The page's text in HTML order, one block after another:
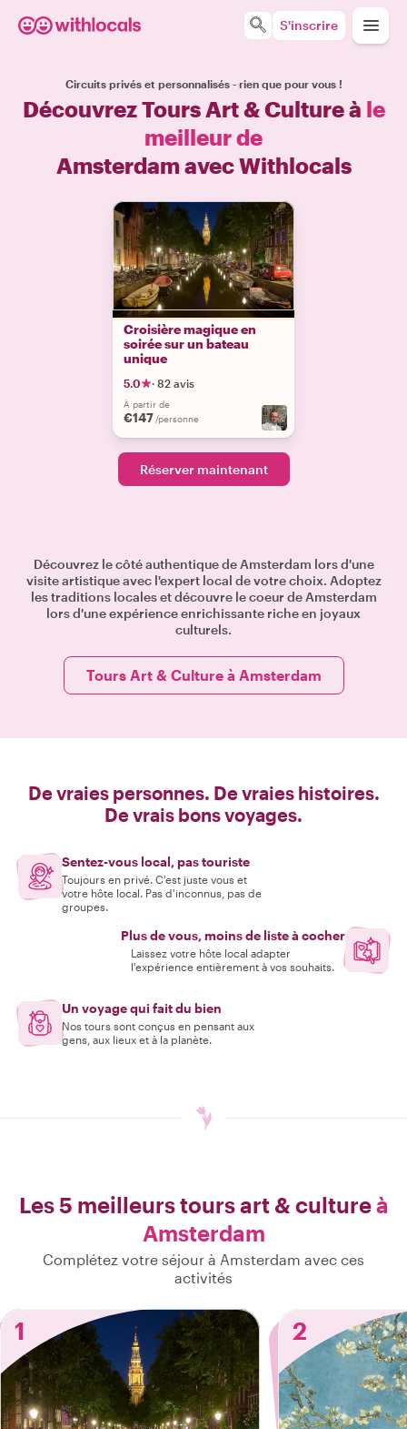
S'inscrire
Circuits privés et personnalisés - rien que pour vous !
Découvrez Tours Art & Culture à le
meilleur de
Amsterdam avec Withlocals
Croisière magique en
soirée sur un bateau
unique
5.0 · 82 avis
À partir de
€147 /personne
Réserver maintenant
Découvrez le côté authentique de Amsterdam lors d'une
visite artistique avec l'expert local de votre choix. Adoptez
les traditions locales et découvre le coeur de Amsterdam
lors d'une expérience enrichissante riche en joyaux
culturels.
Tours Art & Culture à Amsterdam
De vraies personnes. De vraies histoires.
De vrais bons voyages.
Sentez-vous local, pas touriste
Toujours en privé. C'est juste vous et
votre hôte local. Pas d'inconnus, pas de
groupes.
Plus de vous, moins de liste à cocher
Laissez votre hôte local adapter
l'expérience entièrement à vos souhaits.
Un voyage qui fait du bien
Nos tours sont conçus en pensant aux
gens, aux lieux et à la planète.
Les 5 meilleurs tours art & cultureà
Amsterdam
Complétez votre séjour à Amsterdam avec ces
activités
1 2